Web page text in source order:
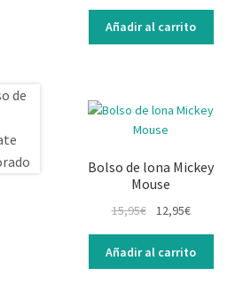
Añadir al carrito
Bolso de lona Mickey
Mouse
15,95€ 12,95€
Añadir al carrito